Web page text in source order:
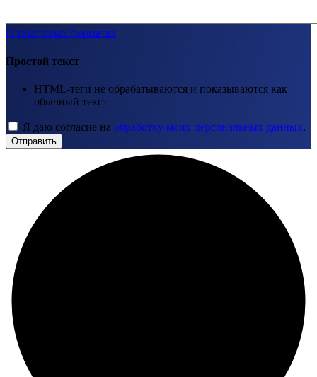
О текстовых форматах
Простой текст
HTML-теги не обрабатываются и показываются как
обычный текст
Я даю согласие на обработку моих персональных данных.
Отправить